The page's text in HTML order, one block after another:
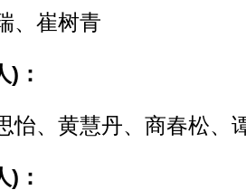
、崔树青
)：
、黄慧丹、商春松、
)：